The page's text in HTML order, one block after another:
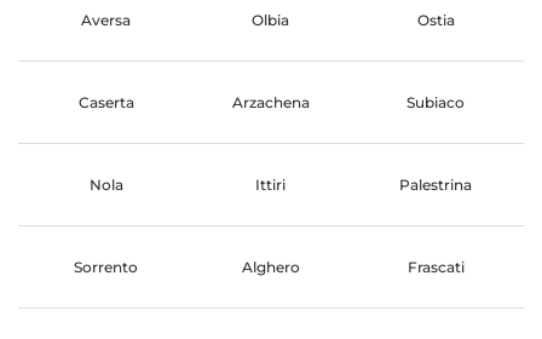
Aversa Olbia Ostia
Caserta Arzachena Subiaco
Nola Ittiri Palestrina
Sorrento Alghero Frascati